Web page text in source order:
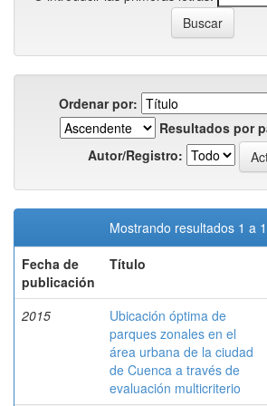
Ordenar por:
Resultados por
Autor/Registro:
Mostrando resultados 1 a
Fecha de
publicación
Título
2015
Ubicación óptima de
parques zonales en el
área urbana de la ciudad
de Cuenca a través de
evaluación multicriterio